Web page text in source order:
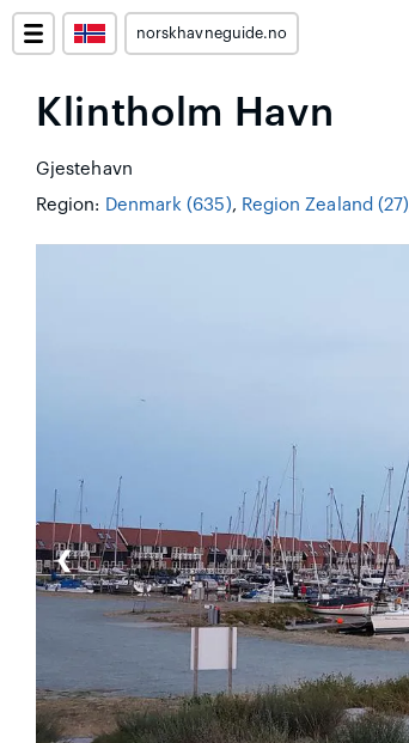
norskhavneguide.no
Klintholm Havn
Gjestehavn
Region: Denmark (635), Region Zealand (27)
❮